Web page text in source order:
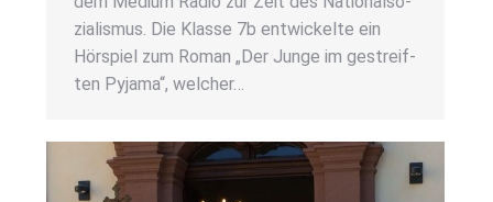
zia­lis­mus. Die Klas­se 7b ent­wi­ckel­te ein
Hör­spiel zum Roman „Der Jun­ge im gestreif­
ten Pyja­ma“, wel­cher…